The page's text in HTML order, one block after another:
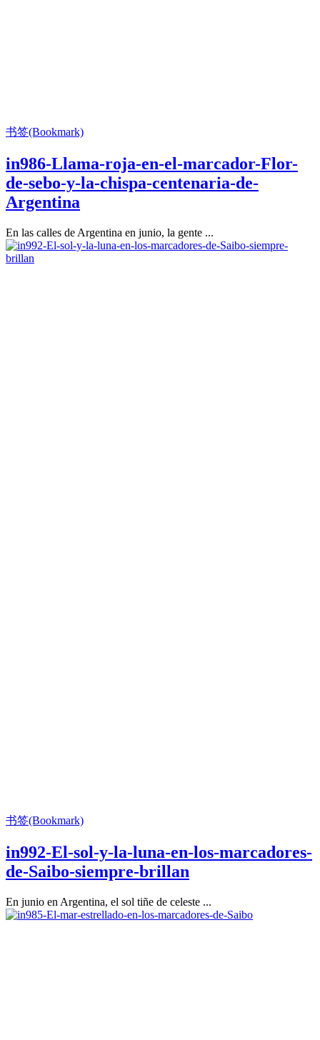
书签(Bookmark)
in986-Llama-roja-en-el-marcador-Flor-
de-sebo-y-la-chispa-centenaria-de-
Argentina
En las calles de Argentina en junio, la gente ...
书签(Bookmark)
in992-El-sol-y-la-luna-en-los-marcadores-
de-Saibo-siempre-brillan
En junio en Argentina, el sol tiñe de celeste ...